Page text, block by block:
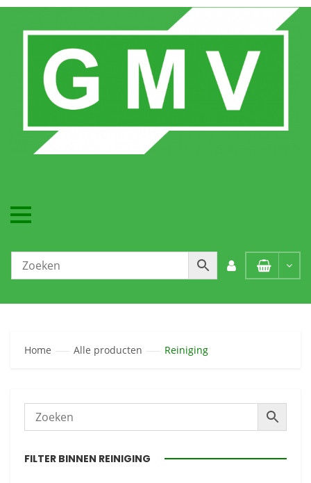
Home Alle producten Reiniging
FILTER BINNEN REINIGING